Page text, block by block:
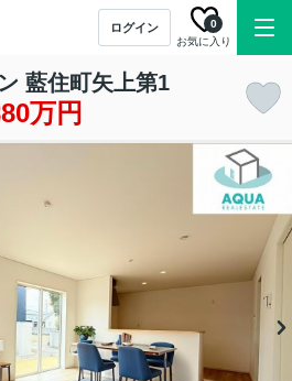
ログイン
お気に入り
0
藍住町矢上第1
万円